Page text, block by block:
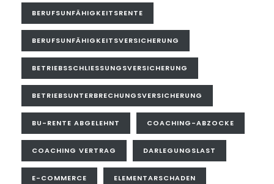
BERUFSUNFÄHIGKEITSRENTE
BERUFSUNFÄHIGKEITSVERSICHERUNG
BETRIEBSSCHLIESSUNGSVERSICHERUNG
BETRIEBSUNTERBRECHUNGSVERSICHERUNG
BU-RENTE ABGELEHNT COACHING-ABZOCKE
COACHING VERTRAG DARLEGUNGSLAST
E-COMMERCE ELEMENTARSCHADEN